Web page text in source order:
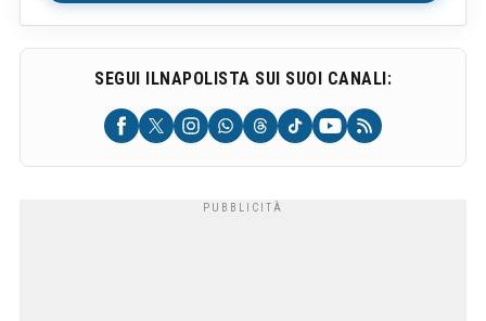
SEGUI ILNAPOLISTA SUI SUOI CANALI: